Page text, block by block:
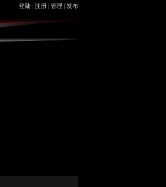
登陆| 注册| 管理 发布